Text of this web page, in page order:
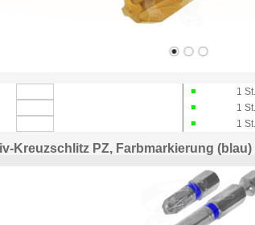
1 St.
1 St.
1 St.
Kreuzschlitz PZ, Farbmarkierung (blau)